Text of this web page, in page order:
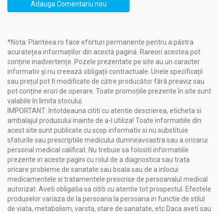
Disconfort și indigestie
sinuzita
Răceli și infecții respiratorii
Tulburări digestive, cum ar fi balonarea și sindromul de
colon iritabil
Stres, anxietate și insomnie
Oboseală și lipsa de concentrare
Acnee și probleme ale pielii
Mușcături de insecte și mâncărimi
Dureri musculare și articulare
Menstruație dureroasă și crampe
Respirație neplăcută și igiena orală deficitară
Probleme ale scalpului, cum ar fi mâncărimea și
matreata
Alergii și reacții cutanate minore
Precauții, atenționări și sfaturi:
Ulei esential menta 10ml - HERBAL SANA
Adauga Comentariu nou
*Nota: Planteea.ro face eforturi permanente pentru a păstra
acuratețea informațiilor din acestă pagină. Rareori acestea pot
conține inadvertențe. Pozele prezentate pe site au un caracter
informativ și nu creează obligații contractuale. Unele specificații
sau prețul pot fi modificate de către producător fără preaviz sau
pot conține erori de operare. Toate promoțiile prezente în site sunt
valabile în limita stocului.
IMPORTANT: Intotdeauna cititi cu atentie descrierea, eticheta si
ambalajul produsului inainte de a-l utiliza! Toate informatiile din
acest site sunt publicate cu scop informativ si nu substituie
sfaturile sau prescriptiile medicului dumneavoastra sau a oricarui
personal medical calificat. Nu trebuie sa folositi informatiile
prezente in aceste pagini cu rolul de a diagnostica sau trata
oricare probleme de sanatate sau boala sau de a inlocui
medicamentele si tratamentele prescrise de persoanalul medical
autorizat. Aveti obligatia sa cititi cu atentie tot prospectul. Efectele
produselor variaza de la persoana la persoana in functie de stilul
de viata, metabolism, varsta, stare de sanatate, etc Daca aveti sau